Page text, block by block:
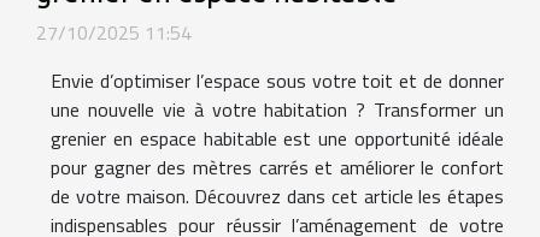
27/10/2025 11:54
Envie d’optimiser l’espace sous votre toit et de donner
une nouvelle vie à votre habitation ? Transformer un
grenier en espace habitable est une opportunité idéale
pour gagner des mètres carrés et améliorer le confort
de votre maison. Découvrez dans cet article les étapes
indispensables pour réussir l’aménagement de votre